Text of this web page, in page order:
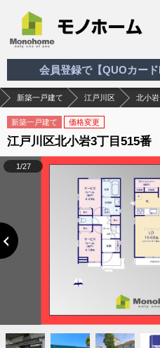
会員登録で【QUOカー
新築一戸建て 江戸川区 北小岩
新築一戸建て 価格変更
江戸川区北小岩3丁目515
1/27